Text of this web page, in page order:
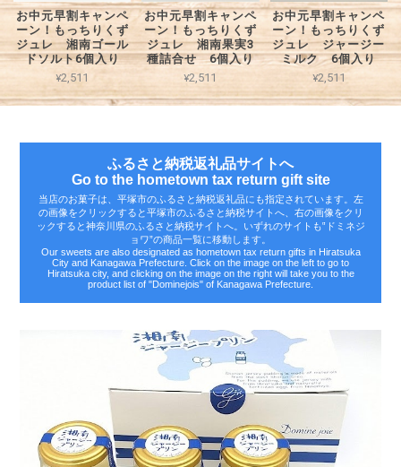
お中元早割キャンペ
ーン！もっちりくず
ジュレ 湘南ゴール
ドソルト6個入り
¥2,511
お中元早割キャンペ
ーン！もっちりくず
ジュレ 湘南果実3
種詰合せ 6個入り
¥2,511
お中元早割キャンペ
ーン！もっちりくず
ジュレ ジャージー
ミルク 6個入り
¥2,511
ふるさと納税返礼品サイトへ
Go to the hometown tax return gift site
当店のお菓子は、平塚市のふるさと納税返礼品にも指定されています。左
の画像をクリックすると平塚市のふるさと納税サイトへ、右の画像をクリ
ックすると神奈川県のふるさと納税サイトへ。いずれのサイトも‟ドミネジ
ョワ”の商品一覧に移動します。
Our sweets are also designated as hometown tax return gifts in Hiratsuka
City and Kanagawa Prefecture. Click on the image on the left to go to
Hiratsuka city, and clicking on the image on the right will take you to the
product list of "Dominejois" of Kanagawa Prefecture.